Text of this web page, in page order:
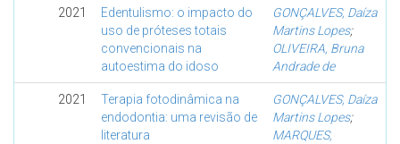
2021
Edentulismo: o impacto do
uso de próteses totais
convencionais na
autoestima do idoso
GONÇALVES, Daíza
Martins Lopes;
OLIVEIRA, Bruna
Andrade de
2021
Terapia fotodinâmica na
endodontia: uma revisão de
literatura
GONÇALVES, Daíza
Martins Lopes;
MARQUES,